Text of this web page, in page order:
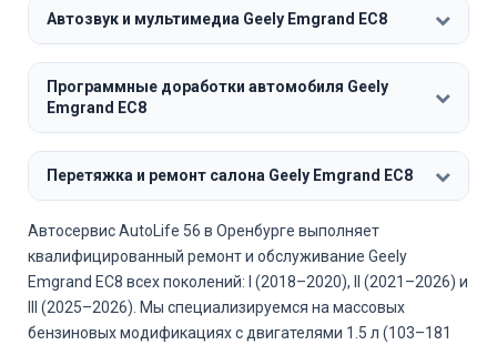
Автозвук и мультимедиа Geely Emgrand EC8
Программные доработки автомобиля Geely
Emgrand EC8
Перетяжка и ремонт салона Geely Emgrand EC8
Автосервис AutoLife 56 в Оренбурге выполняет
квалифицированный ремонт и обслуживание Geely
Emgrand EC8 всех поколений: I (2018–2020), II (2021–2026) и
III (2025–2026). Мы специализируемся на массовых
бензиновых модификациях с двигателями 1.5 л (103–181